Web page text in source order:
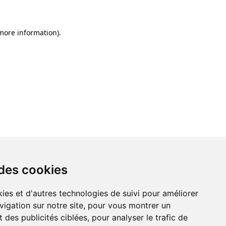
cookies
et d'autres technologies de suivi pour améliorer
sur notre site, pour vous montrer un
des publicités ciblées, pour analyser le trafic de
information).